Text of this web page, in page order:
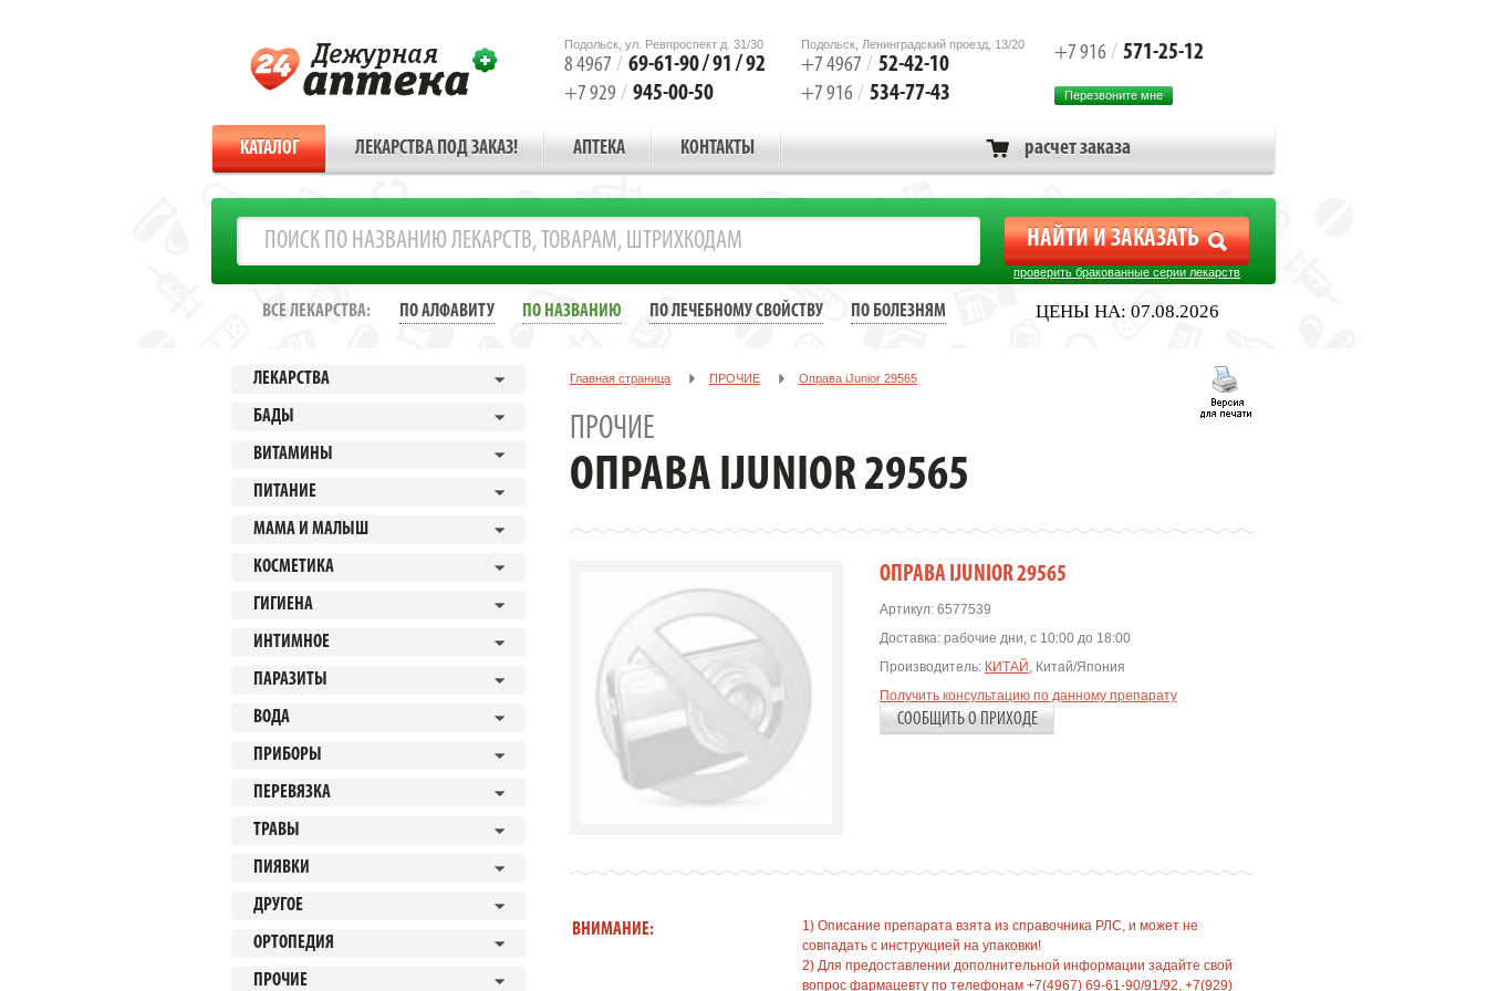
Подольск, ул. Ревпроспект д. 31/30
8 4967 / 69-61-90 / 91 / 92
+7 929 / 945-00-50
Подольск, Ленинградский проезд, 13/20
+7 4967 / 52-42-10
+7 916 / 534-77-43
+7 916 / 571-25-12
Перезвоните мне
КАТАЛОГ ЛЕКАРСТВА ПОД ЗАКАЗ! АПТЕКА КОНТАКТЫ расчет заказа
проверить бракованные серии лекарств
ЦЕНЫ НА: 07.08.2026
ВСЕ ЛЕКАРСТВА: ПО АЛФАВИТУ ПО НАЗВАНИЮ ПО ЛЕЧЕБНОМУ СВОЙСТВУ ПО БОЛЕЗНЯМ
ЛЕКАРСТВА
БАДЫ
ВИТАМИНЫ
ПИТАНИЕ
МАМА И МАЛЫШ
КОСМЕТИКА
ГИГИЕНА
ИНТИМНОЕ
ПАРАЗИТЫ
ВОДА
ПРИБОРЫ
ПЕРЕВЯЗКА
ТРАВЫ
ПИЯВКИ
ДРУГОЕ
ОРТОПЕДИЯ
ПРОЧИЕ
Главная страница ПРОЧИЕ Oправа iJunior 29565
ПРОЧИЕ
OПРАВА IJUNIOR 29565
OПРАВА IJUNIOR 29565
Артикул: 6577539
Доставка: рабочие дни, с 10:00 до 18:00
Производитель: КИТАЙ , Китай/Япония
Получить консультацию по данному препарату
СООБЩИТЬ О ПРИХОДЕ
ВНИМАНИЕ:
1) Описание препарата взята из справочника РЛС, и может не
совпадать с инструкцией на упаковки!
2) Для предоставлении дополнительной информации задайте свой
вопрос фармацевту по телефонам +7(4967) 69-61-90/91/92, +7(929)